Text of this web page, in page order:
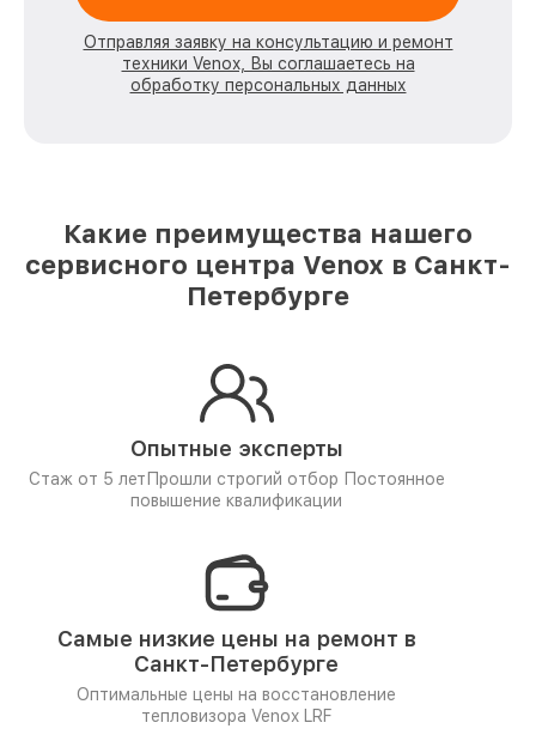
Отправляя заявку на консультацию и ремонт
техники Venox, Вы соглашаетесь на
обработку персональных данных
Какие преимущества нашего
сервисного центра Venox в Санкт-
Петербурге
Опытные эксперты
Стаж от 5 лет Прошли строгий отбор Постоянное
повышение квалификации
Самые низкие цены на ремонт в
Санкт-Петербурге
Оптимальные цены на восстановление
тепловизора Venox LRF